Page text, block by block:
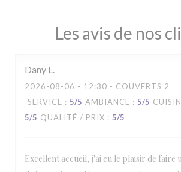
Les avis de nos
Dany L
2026-08-06 - 12:30 - COUVERTS 2
SERVICE : 5/5 AMBIANCE : 5/5
5/5 QUALITÉ / PRIX : 5/5
Excellent accueil, j'ai eu le plaisir de faire